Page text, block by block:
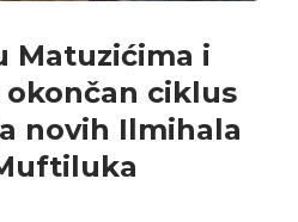
Matuzićima i
ciklus
novih Ilmihala